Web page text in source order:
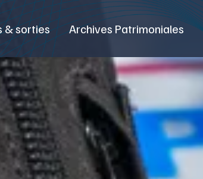
& sorties Archives Patrimoniales